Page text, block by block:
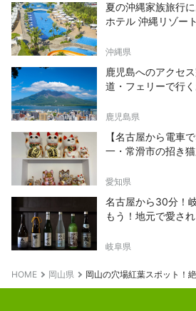
夏の沖縄家族旅行
ホテル 沖縄リゾー
沖縄県
鹿児島へのアクセ
道・フェリーで行
鹿児島県
【名古屋から電車
一・常滑市の招き
愛知県
名古屋から30分！
もう！地元で愛さ
岐阜県
HOME 岡山県 岡山の穴場紅葉スポット！